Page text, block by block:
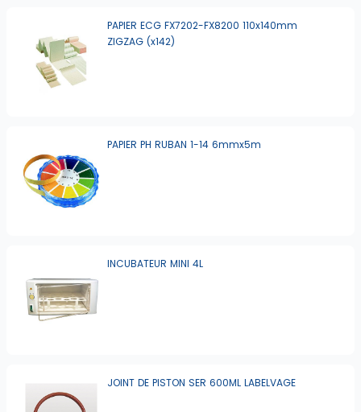
PAPIER ECG FX7202-FX8200 110x140mm
ZIGZAG (x142)
PAPIER PH RUBAN 1-14 6mmx5m
INCUBATEUR MINI 4L
JOINT DE PISTON SER 600ML LABELVAGE